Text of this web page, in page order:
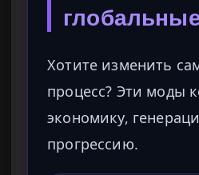
Хотите изменить
процесс? Эти моды
экономику,
прогрессию.